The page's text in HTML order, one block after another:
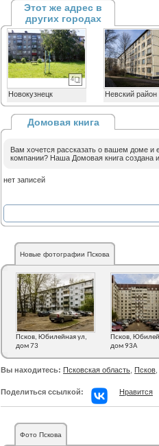
Этот же адрес в
других городах
Новокузнецк
4
Невский район
Домовая книга
Вам хочется рассказать о вашем доме
компании? Наша Домовая книга создана
нет записей
Новые фотографии Пскова
Псков, Юбилейная ул,
дом 73
Псков,
дом 93А
Вы находитесь: Псковская область Псков
Поделиться ссылкой: Нравится
Фото Пскова